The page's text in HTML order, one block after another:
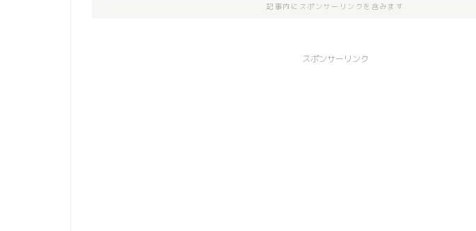
記事内にスポンサーリンクを含みます
スポンサーリンク